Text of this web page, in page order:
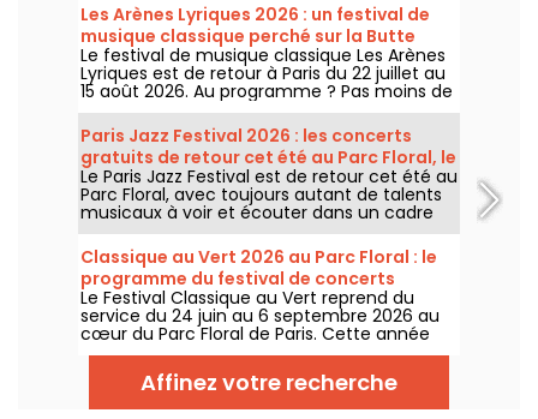
Les Arènes Lyriques 2026 : un festival de
musique classique perché sur la Butte
Montmartre
Le festival de musique classique Les Arènes
Lyriques est de retour à Paris du 22 juillet au
15 août 2026. Au programme ? Pas moins de
16 concerts donnés au sein des Arènes de
Montmartre, un cadre idyllique pour écouter
les grands classiques.
Paris Jazz Festival 2026 : les concerts
gratuits de retour cet été au Parc Floral, le
programme
Le Paris Jazz Festival est de retour cet été au
Parc Floral, avec toujours autant de talents
musicaux à voir et écouter dans un cadre
bucolique. Voici le programme des concerts
gratuits à découvrir du 24 juin au 6
septembre 2026 !
Classique au Vert 2026 au Parc Floral : le
programme du festival de concerts
gratuits
Le Festival Classique au Vert reprend du
service du 24 juin au 6 septembre 2026 au
cœur du Parc Floral de Paris. Cette année
encore, Classique au Vert invite les
mélomanes et les néophytes à prendre du
bon tempo et du beau temps auprès
d’artistes reconnus et en devenir.
Affinez votre recherche